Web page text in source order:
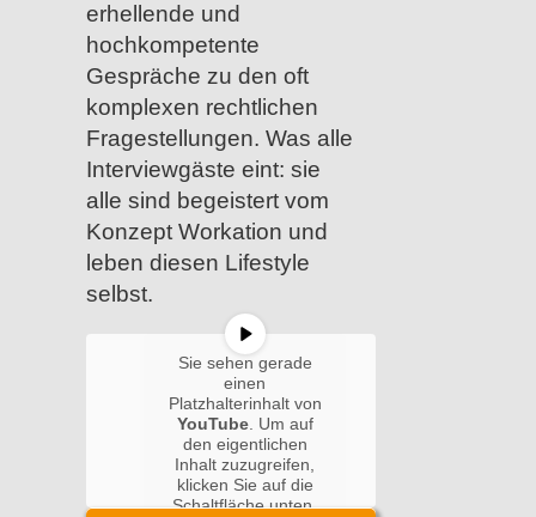
erhellende und
hochkompetente
Gespräche zu den oft
komplexen rechtlichen
Fragestellungen. Was alle
Interviewgäste eint: sie
alle sind begeistert vom
Konzept Workation und
leben diesen Lifestyle
selbst.
Sie sehen gerade
einen
Platzhalterinhalt von
YouTube. Um auf
den eigentlichen
Inhalt zuzugreifen,
klicken Sie auf die
Schaltfläche unten.